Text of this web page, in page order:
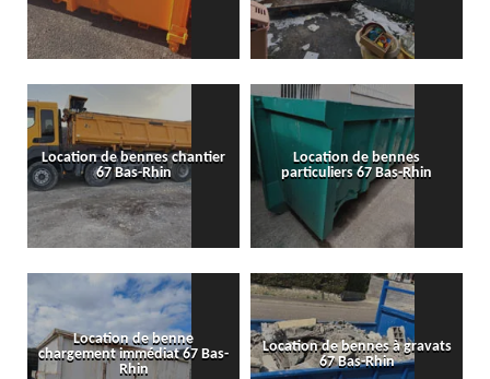
Location de bennes chantier
67 Bas-Rhin
Location de bennes
particuliers 67 Bas-Rhin
Location de benne
chargement immédiat 67 Bas-
Rhin
Location de bennes à gravats
67 Bas-Rhin